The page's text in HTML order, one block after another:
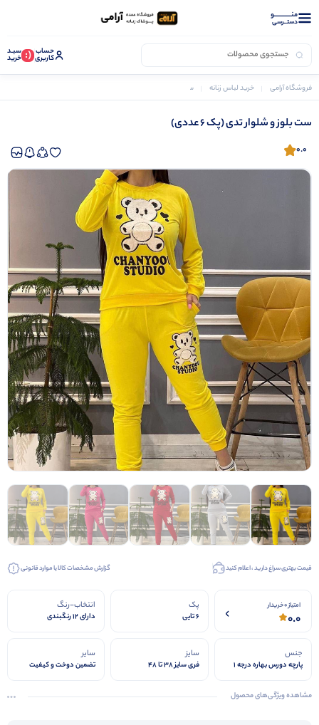
منــــــــــــو
دستــرسی
حساب
کاربری (: سبـد
خرید
فروشگاه آرامی خرید لباس زنانه ست بلوز و شلوار زنانه
ست بلوز و شلوار تدی (پک 6 عددی)
0.0
قیمت بهتری سراغ دارید ، اعلام کنید گزارش مشخصات کالا یا موارد قانونی
امتیاز 0 خریدار
0.0
پک
6 تایی
انتخاب-رنگ
دارای 12 رنگبندی
جنس
پارچه دورس بهاره درجه 1
سایز
فری سایز 38 تا 48
سایر
تضمین دوخت و کیفیت
مشاهده ویژگی‌های محصول